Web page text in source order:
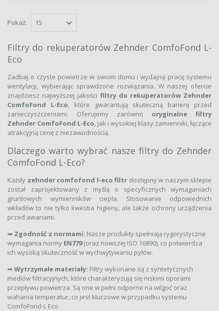
Pokaż:
Filtry do rekuperatorów Zehnder ComfoFond L-
Eco
Zadbaj o czyste powietrze w swoim domu i wydajną pracę systemu
wentylacji, wybierając sprawdzone rozwiązania. W naszej ofercie
znajdziesz najwyższej jakości filtry do rekuperatorów Zehnder
ComfoFond L-Eco , które gwarantują skuteczną barierę przed
zanieczyszczeniami. Oferujemy zarówno oryginalne filtry
Zehnder ComfoFond L-Eco , jak i wysokiej klasy zamienniki, łączące
atrakcyjną cenę z niezawodnością.
Dlaczego warto wybrać nasze filtry do Zehnder
ComfoFond L-Eco?
Każdy zehnder comfofond l-eco filtr dostępny w naszym sklepie
został zaprojektowany z myślą o specyficznych wymaganiach
gruntowych wymienników ciepła. Stosowanie odpowiednich
wkładów to nie tylko kwestia higieny, ale także ochrony urządzenia
przed awariami.
➡ Zgodność z normami: Nasze produkty spełniają rygorystyczne
wymagania normy EN779(oraz nowszej ISO 16890), co potwierdza
ich wysoką skuteczność w wychwytywaniu pyłów.
➡ Wytrzymałe materiały: Filtry wykonane są z syntetycznych
mediów filtracyjnych, które charakteryzują się niskimi oporami
przepływu powietrza. Są one w pełni odporne na wilgoć oraz
wahania temperatur, co jest kluczowe w przypadku systemu
ComfoFond-L Eco.